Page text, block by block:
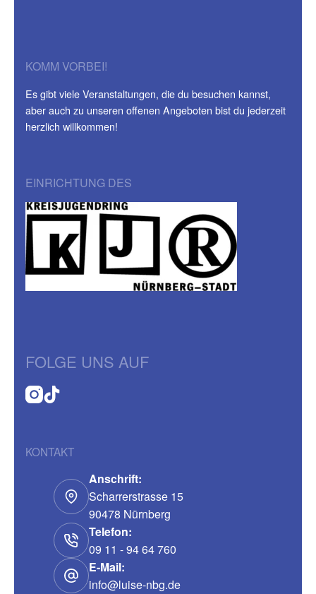
KOMM VORBEI!
Es gibt viele Veranstaltungen, die du besuchen kannst,
aber auch zu unseren offenen Angeboten bist du jederzeit
herzlich willkommen!
EINRICHTUNG DES
FOLGE UNS AUF
KONTAKT
Anschrift:
Scharrerstrasse 15
90478 Nürnberg
Telefon:
09 11 - 94 64 760
E-Mail:
info@luise-nbg.de